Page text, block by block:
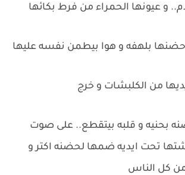
و عيونها الحمراء من فرط بكائها
بلهفه و هوا بيطمن نفسه عليها
من الكلبشات و خرج
بحنيه و قلبه بيتقطع.. على صوت
تحت ايديه ضمها لحضنه اكتر و
من كل الناس